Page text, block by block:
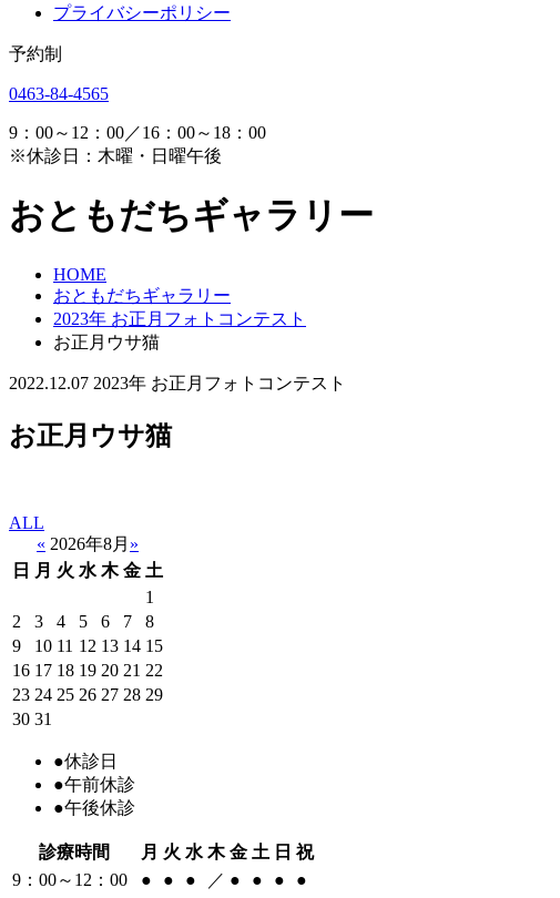
プライバシーポリシー
予約制
0463-84-4565
9：00～12：00／16：00～18：00
※休診日：木曜・日曜午後
おともだちギャラリー
HOME
おともだちギャラリー
2023年 お正月フォトコンテスト
お正月ウサ猫
2022.12.07 2023年 お正月フォトコンテスト
お正月ウサ猫
ALL
« 2026年8月 »
日
月 火 水 木 金 土
1
2
3 4 5 6 7
8
9
10 11 12 13 14 15
16 17 18 19 20 21 22
23 24 25 26 27 28 29
30 31
●休診日
●午前休診
●午後休診
診療時間 月 火 水 木 金 土 日 祝
9：00～12：00
● ● ● ／ ● ● ●
●